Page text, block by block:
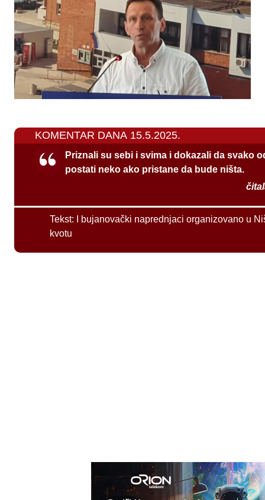
KOMENTAR DANA 15.5.2025.
Priznali su sebi i svima i dokazali da svako
postati neko ako pristane da bude ništa.
Tekst:
I bujanovački naprednjaci organizovano u
kvotu